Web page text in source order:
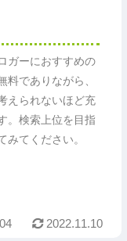
ガーにおすすめの
料でありながら、
えられないほど充
。検索上位を目指
みてください。
2022.11.10